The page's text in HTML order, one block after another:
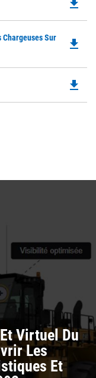
file_download
Chargeuses Sur
file_download
file_download
Virtuel Du
Les
Et